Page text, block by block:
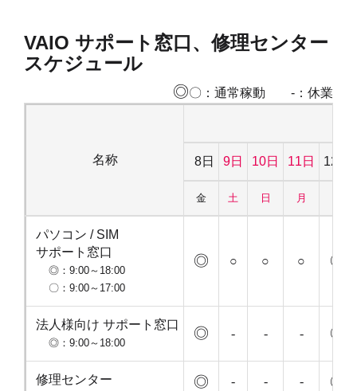
VAIO サポート窓口、修理センター
スケジュール
◎〇：通常稼動 -：休業
名称 8日 9日 10日 11日 12日
金 土 日 月
パソコン / SIM
サポート窓口
◎：9:00～18:00
〇：9:00～17:00
◎ 8月8日 9時から18時
○8月9日 9時から17時
○ 8月10日 9時か
○ 8月11日
◎
法人様向け サポート窓口
◎：9:00～18:00
◎ -8月9日 休業
-8月10日 休業
-8月12日
◎
修理センター ◎ -8月9日 休業
-8月10日 休業
-8月11日
◎